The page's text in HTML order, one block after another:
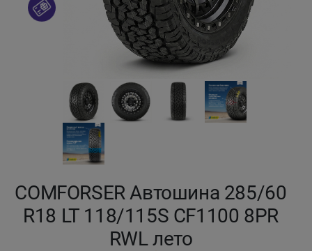
COMFORSER Автошина 285/60
R18 LT 118/115S CF1100 8PR
RWL лето
Кокшетау
Кызылорда
Петропавловск
Семей